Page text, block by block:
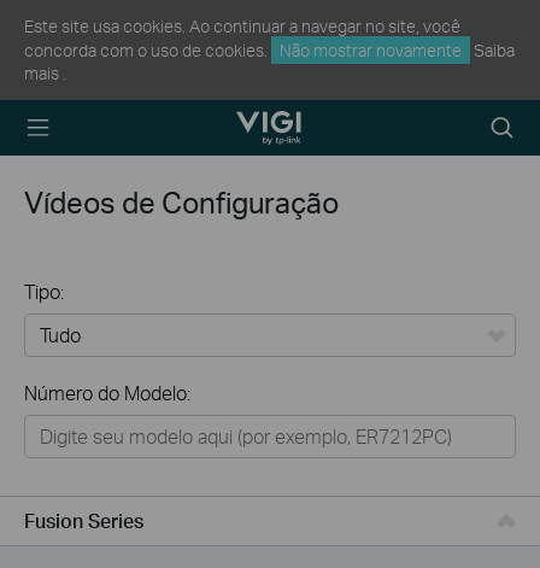
Este site usa cookies. Ao continuar a navegar no site, você
concorda com o uso de cookies.
Não mostrar novamente
Saiba
mais
TP-Link, Reliably
icon
Vídeos de Configuração
Tipo:
Omada
VIGI
Omada Pro
Pequenas e Médias Empresas
Número do Modelo:
Fusion Series